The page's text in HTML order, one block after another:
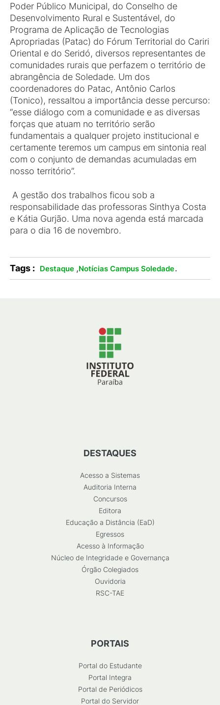
Poder Público Municipal, do Conselho de
Desenvolvimento Rural e Sustentável, do
Programa de Aplicação de Tecnologias
Apropriadas (Patac) do Fórum Territorial do Cariri
Oriental e do Seridó, diversos representantes de
comunidades rurais que perfazem o território de
abrangência de Soledade. Um dos
coordenadores do Patac, Antônio Carlos
(Tonico), ressaltou a importância desse percurso:
“esse diálogo com a comunidade e as diversas
forças que atuam no território serão
fundamentais a qualquer projeto institucional e
certamente teremos um campus em sintonia real
com o conjunto de demandas acumuladas em
nosso território”.
A gestão dos trabalhos ficou sob a
responsabilidade das professoras Sinthya Costa
e Kátia Gurjão. Uma nova agenda está marcada
para o dia 16 de novembro.
Tags : Destaque ,Notícias Campus Soledade.
DESTAQUES
Acesso a Sistemas
Auditoria Interna
Concursos
Editora
Educação a Distância (EaD)
Egressos
Acesso à Informação
Núcleo de Integridade e Governança
Órgão Colegiados
Ouvidoria
RSC-TAE
PORTAIS
Portal do Estudante
Portal Integra
Portal de Periódicos
Portal do Servidor